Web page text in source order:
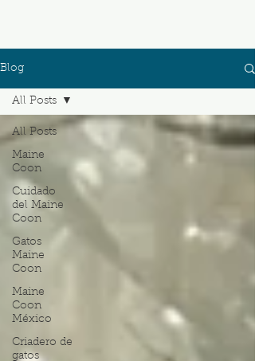
Blog
All Posts
Maine
Coon
Cuidado
del Maine
Coon
Gatos
Maine
Coon
Maine
Coon
México
Criadero de
gatos
All Posts